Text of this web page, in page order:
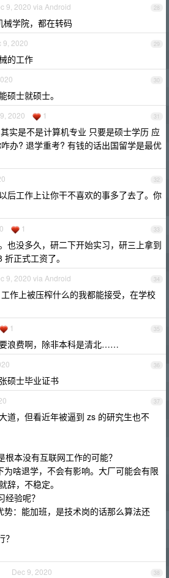
28
9, 2020 via Android
械学院，都在转码
29
9, 2020
的工作
30
硕士就硕士。
31
2020 1
实是不是计算机专业 只要是硕士学历 应
办? 退学重考? 有钱的话出国留学是最优
32
后工作上让你干不喜欢的事多了去了。你
33
1
也没多久，研二下开始实习，研三上拿到
正式工资了。
34
9, 2020 via Android
作上被压榨什么的我都能接受，在学校
35
1
浪费啊，除非本科是清北……
36
硕士毕业证书
37
道，但看近年被逼到 zs 的研究生也不
本没有互联网工作的可能？
为啥退学，不会有影响。大厂可能会有限
辞，不稳定。
验呢？
势：能加班，是技术岗的话那么算法还
38
Dec 9, 2020